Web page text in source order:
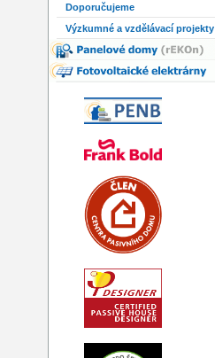
Doporučujeme
Výzkumné a vzdělávací projekty